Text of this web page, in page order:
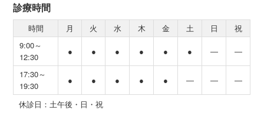
診療時間
時間 月 火 水 木 金 土 日
祝
9:00～
12:30
● ● ● ● ● ● ― ―
17:30～
19:30
● ● ● ● ● ― ― ―
休診日：土午後・日・祝